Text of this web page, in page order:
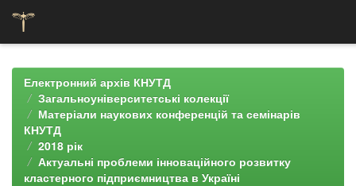
navigationЕлектронний архів КНУТД
Загальноуніверситетські колекції
Матеріали наукових конференцій та семінарів
КНУТД
2018 рік
Актуальні проблеми інноваційного розвитку
кластерного підприємництва в Україні